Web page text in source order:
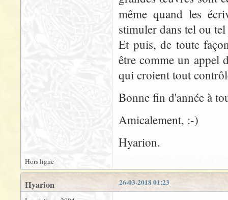
même quand les
stimuler dans tel ou
Et puis, de toute
être comme un appel
qui croient tout
Bonne fin d'année à
Amicalement, :-)
Hyarion.
Hors ligne
26-03-2018 01:23
Hyarion